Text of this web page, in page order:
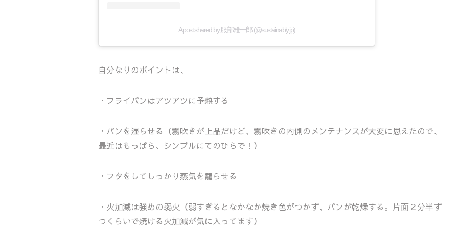
A post shared by 服部雄一郎 (@sustainably.jp)
自分なりのポイントは、
・フライパンはアツアツに予熱する
・パンを湿らせる（霧吹きが上品だけど、霧吹きの内側のメンテナンスが大変に思えたので、
最近はもっぱら、シンプルにてのひらで！）
・フタをしてしっかり蒸気を籠らせる
・火加減は強めの弱火（弱すぎるとなかなか焼き色がつかず、パンが乾燥する。片面２分半ず
つくらいで焼ける火加減が気に入ってます）